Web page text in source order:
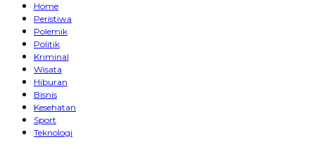
Home
Peristiwa
Polemik
Politik
Kriminal
Wisata
Hiburan
Bisnis
Kesehatan
Sport
Teknologi